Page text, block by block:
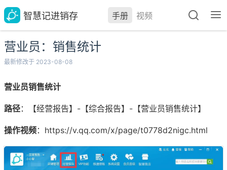
智慧记进销存 手册 视频
营业员：销售统计
最新修改于 2023-08-08
营业员销售统计
路径：【经营报告】-【综合报告】-【营业员销售统计】
操作视频：https://v.qq.com/x/page/t0778d2nigc.html